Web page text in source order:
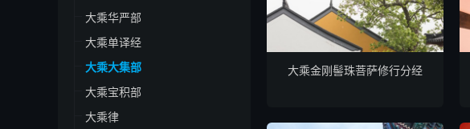
大乘华严部
大乘单译经
大乘大集部
大乘宝积部
大乘律
大乘金刚髻珠菩萨修行分经